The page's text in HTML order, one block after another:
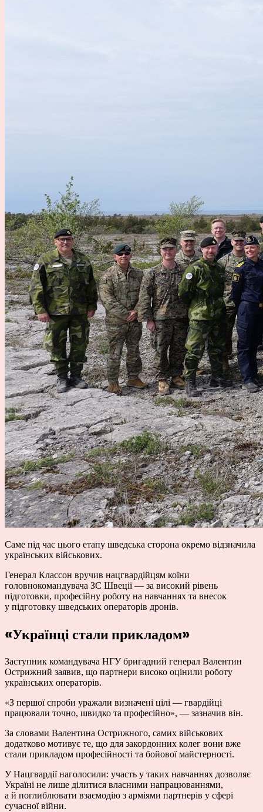
Саме під час цього етапу шведська сторона окремо відзначила
українських військових.
Генерал Классон вручив нацгвардійцям коїни
головнокомандувача ЗС Швеції — за високий рівень
підготовки, професійну роботу на навчаннях та внесок
у підготовку шведських операторів дронів.
«Українці стали прикладом»
Заступник командувача НГУ бригадний генерал Валентин
Острижний заявив, що партнери високо оцінили роботу
українських операторів.
«З першої спроби уражали визначені цілі — гвардійці
працювали точно, швидко та професійно», — зазначив він.
За словами Валентина Острижного, самих військових
додатково мотивує те, що для закордонних колег вони вже
стали прикладом професійності та бойової майстерності.
У Нацгвардії наголосили: участь у таких навчаннях дозволяє
Україні не лише ділитися власними напрацюваннями,
а й поглиблювати взаємодію з арміями партнерів у сфері
сучасної війни.